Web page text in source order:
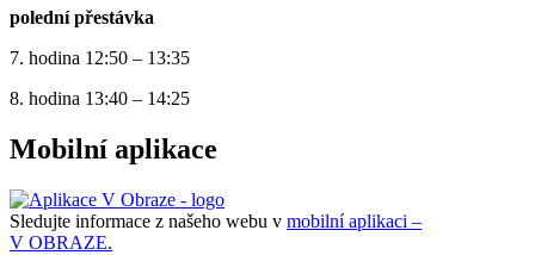
polední přestávka
7. hodina 12:50 – 13:35
8. hodina 13:40 – 14:25
Mobilní aplikace
Sledujte informace z našeho webu v mobilní aplikaci –
V OBRAZE.